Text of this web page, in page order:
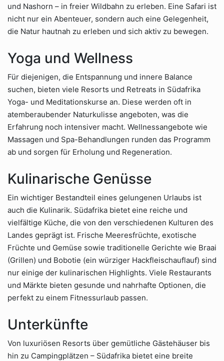
und Nashorn – in freier Wildbahn zu erleben. Eine Safari ist
nicht nur ein Abenteuer, sondern auch eine Gelegenheit,
die Natur hautnah zu erleben und sich aktiv zu bewegen.
Yoga und Wellness
Für diejenigen, die Entspannung und innere Balance
suchen, bieten viele Resorts und Retreats in Südafrika
Yoga- und Meditationskurse an. Diese werden oft in
atemberaubender Naturkulisse angeboten, was die
Erfahrung noch intensiver macht. Wellnessangebote wie
Massagen und Spa-Behandlungen runden das Programm
ab und sorgen für Erholung und Regeneration.
Kulinarische Genüsse
Ein wichtiger Bestandteil eines gelungenen Urlaubs ist
auch die Kulinarik. Südafrika bietet eine reiche und
vielfältige Küche, die von den verschiedenen Kulturen des
Landes geprägt ist. Frische Meeresfrüchte, exotische
Früchte und Gemüse sowie traditionelle Gerichte wie Braai
(Grillen) und Bobotie (ein würziger Hackfleischauflauf) sind
nur einige der kulinarischen Highlights. Viele Restaurants
und Märkte bieten gesunde und nahrhafte Optionen, die
perfekt zu einem Fitnessurlaub passen.
Unterkünfte
Von luxuriösen Resorts über gemütliche Gästehäuser bis
hin zu Campingplätzen – Südafrika bietet eine breite